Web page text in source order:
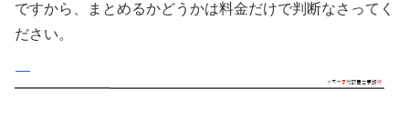
ですから、まとめるかどうかは料金だけで判断なさってく
ださい。